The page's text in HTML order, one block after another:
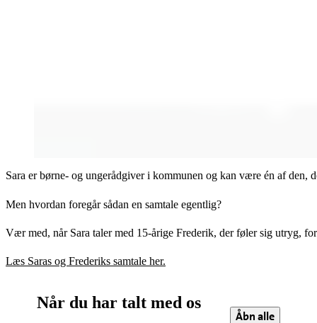
Sara er børne- og ungerådgiver i kommunen og kan være én af den,
Men hvordan foregår sådan en samtale egentlig?
Vær med, når Sara taler med 15-årige Frederik, der føler sig utryg,
Læs Saras og Frederiks samtale her.
Når du har talt med os
Åbn alle